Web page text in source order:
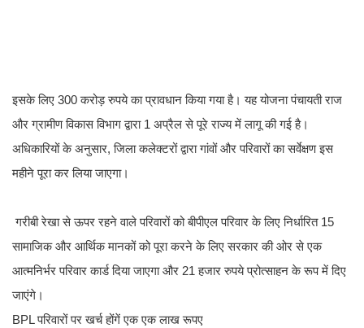
इसके लिए 300 करोड़ रुपये का प्रावधान किया गया है। यह योजना पंचायती राज
और ग्रामीण विकास विभाग द्वारा 1 अप्रैल से पूरे राज्य में लागू की गई है।
अधिकारियों के अनुसार, जिला कलेक्टरों द्वारा गांवों और परिवारों का सर्वेक्षण इस
महीने पूरा कर लिया जाएगा।
गरीबी रेखा से ऊपर रहने वाले परिवारों को बीपीएल परिवार के लिए निर्धारित 15
सामाजिक और आर्थिक मानकों को पूरा करने के लिए सरकार की ओर से एक
आत्मनिर्भर परिवार कार्ड दिया जाएगा और 21 हजार रुपये प्रोत्साहन के रूप में दिए
जाएंगे।
BPL परिवारों पर खर्च होंगें एक एक लाख रूपए